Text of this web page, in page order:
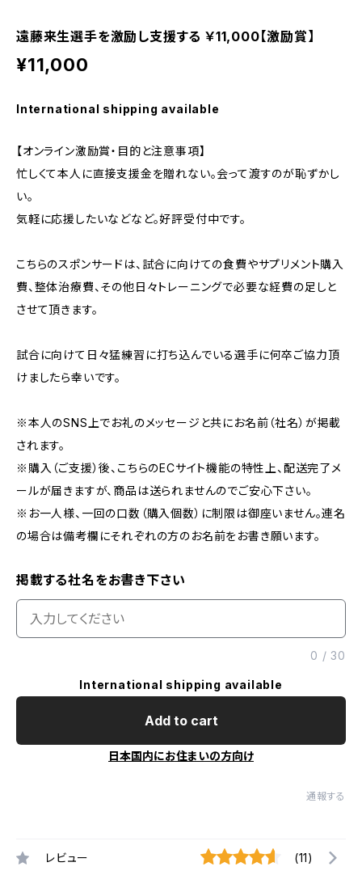
遠藤来生選手を激励し支援する ￥11,000【激励賞】
¥11,000
International shipping available
【オンライン激励賞・目的と注意事項】
忙しくて本人に直接支援金を贈れない。会って渡すのが恥ずかし
い。
気軽に応援したいなどなど。好評受付中です。
こちらのスポンサードは、試合に向けての食費やサプリメント購入
費、整体治療費、その他日々トレーニングで必要な経費の足しと
させて頂きます。
試合に向けて日々猛練習に打ち込んでいる選手に何卒ご協力頂
けましたら幸いです。
※本人のSNS上でお礼のメッセージと共にお名前（社名）が掲載
されます。
※購入（ご支援）後、こちらのECサイト機能の特性上、配送完了メ
ールが届きますが、商品は送られませんのでご安心下さい。
※お一人様、一回の口数（購入個数）に制限は御座いません。連名
の場合は備考欄にそれぞれの方のお名前をお書き願います。
掲載する社名をお書き下さい
0 /30
International shipping available
Add to cart
日本国内にお住まいの方向け
通報する
レビュー (11)